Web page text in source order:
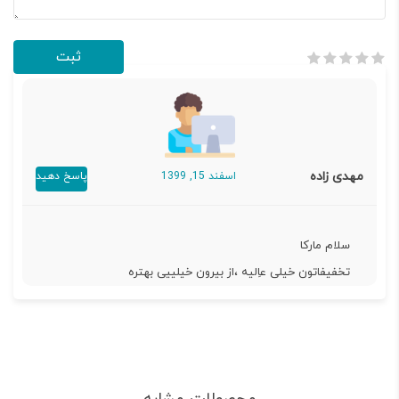
مهدی زاده اسفند 15, 1399 پاسخ دهید
سلام مارکا
تخفیفاتون خیلی عاِلیه ،از بیرون خیلییی بهتره